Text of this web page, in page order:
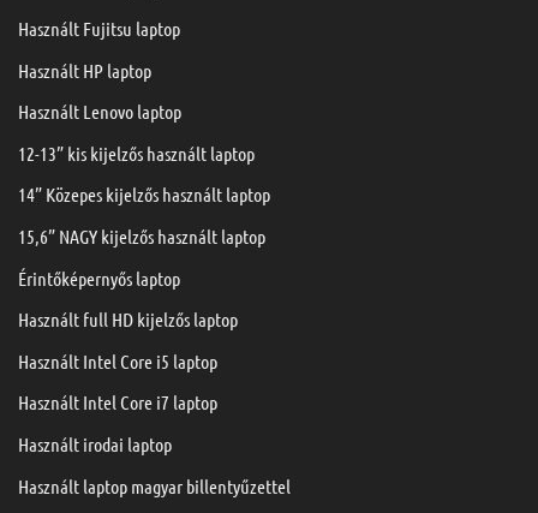
Használt Fujitsu laptop
Használt HP laptop
Használt Lenovo laptop
12-13” kis kijelzős használt laptop
14” Közepes kijelzős használt laptop
15,6” NAGY kijelzős használt laptop
Érintőképernyős laptop
Használt full HD kijelzős laptop
Használt Intel Core i5 laptop
Használt Intel Core i7 laptop
Használt irodai laptop
Használt laptop magyar billentyűzettel